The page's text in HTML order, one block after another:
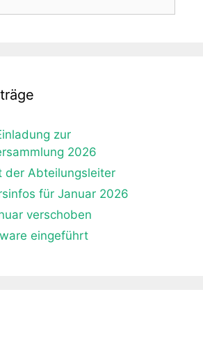
zur
2026
der Abteilungsleiter
für Januar 2026
verschoben
eingeführt